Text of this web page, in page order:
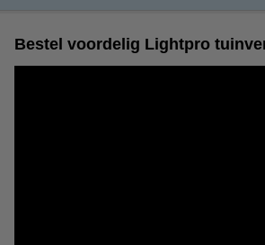
Bestel voordelig Lightpro